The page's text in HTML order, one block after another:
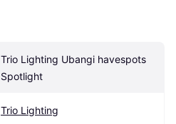
Trio Lighting Ubangi havespots
Spotlight
Trio Lighting